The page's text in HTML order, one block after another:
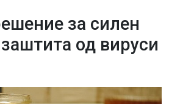
за силен
од вируси